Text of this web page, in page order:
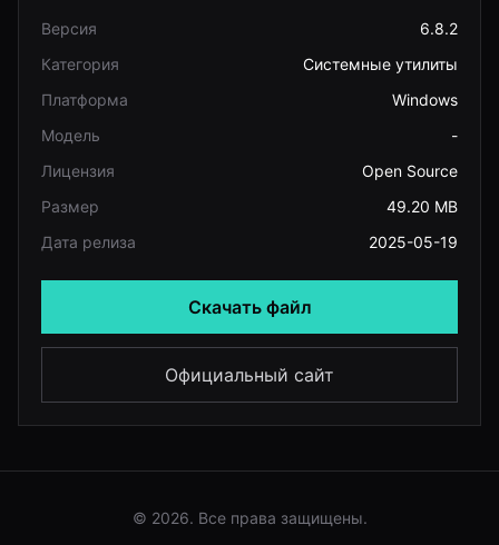
Версия
6.8.2
Категория
Системные утилиты
Платформа
Windows
Модель
-
Лицензия
Open Source
Размер
49.20 MB
Дата релиза
2025-05-19
Скачать файл
Официальный сайт
© 2026. Все права защищены.